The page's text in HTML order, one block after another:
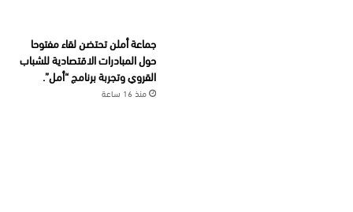
جماعة أملن تحتضن لقاء مفتوحا
حول المبادرات الاقتصادية للشباب
القروي وتجربة برنامج “أمل”.
منذ 16 ساعة